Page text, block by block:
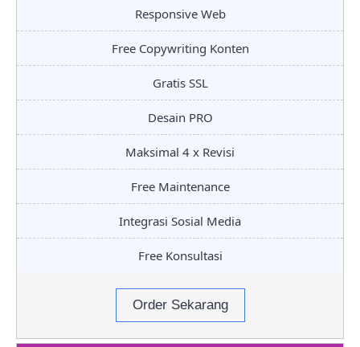
Responsive Web
Free Copywriting Konten
Gratis SSL
Desain PRO
Maksimal 4 x Revisi
Free Maintenance
Integrasi Sosial Media
Free Konsultasi
Order Sekarang